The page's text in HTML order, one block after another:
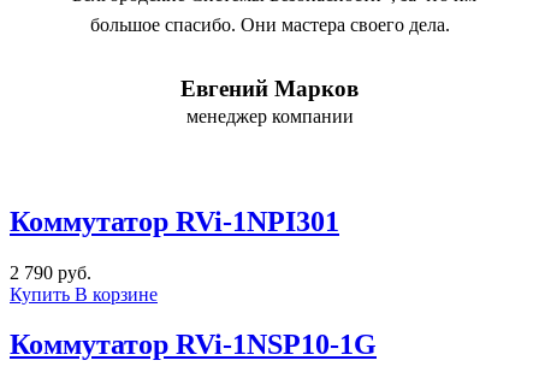
большое спасибо. Они мастера своего дела.
Евгений Марков
менеджер компании
Коммутатор RVi-1NPI301
2 790 руб.
Купить В корзине
Коммутатор RVi-1NSP10-1G